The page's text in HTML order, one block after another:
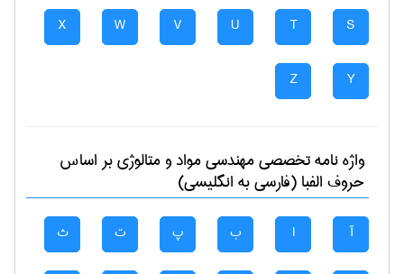
S
T
U
V
W
X
Y
Z
واژه نامه تخصصیمهندسی مواد و متالوژیبر اساس
حروف الفبا (فارسی به انگلیسی)
آ ا ب پ ت ث